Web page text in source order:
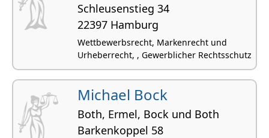
Schleusenstieg 34
22397 Hamburg
Wettbewerbsrecht, Markenrecht und
Urheberrecht, , Gewerblicher Rechtsschutz
Michael Bock
Both, Ermel, Bock und Both
Barkenkoppel 58